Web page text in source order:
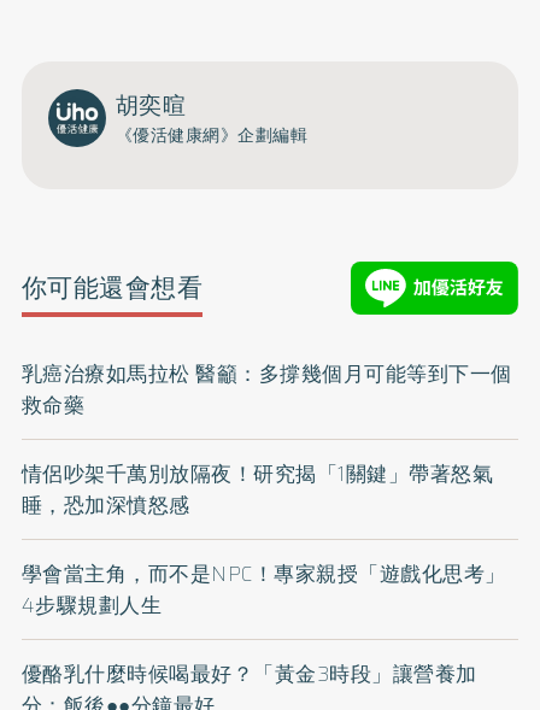
胡奕暄
《優活健康網》企劃編輯
你可能還會想看
乳癌治療如馬拉松 醫籲：多撐幾個月可能等到下一個
救命藥
情侶吵架千萬別放隔夜！研究揭「1關鍵」帶著怒氣
睡，恐加深憤怒感
學會當主角，而不是NPC！專家親授「遊戲化思考」
4步驟規劃人生
優酪乳什麼時候喝最好？「黃金3時段」讓營養加